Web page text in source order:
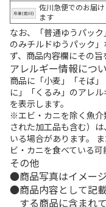
佐川急便でのお届け
ます
なお、「普通ゆうパッ
のみチルドゆうパック
ず、商品内容欄にその旨
アレルギー情報につ
商品に「小麦」「そば
に」「くるみ」のアレ
を表示します。
※エビ・カニを除く魚
された加工品も含む）
いる場合があります。
ビ・カニを食べている可
その他
商品写真はイメージ
商品内容として記
する商品に含まれ